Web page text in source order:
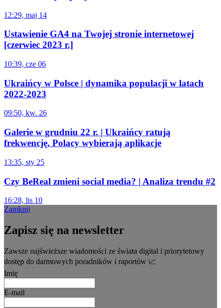
12:29, maj 14
Ustawienie GA4 na Twojej stronie internetowej
[czerwiec 2023 r.]
10:39, cze 06
Ukraińcy w Polsce | dynamika populacji w latach
2022-2023
09:50, kw. 26
Galerie w grudniu 22 r. | Ukraińcy ratują
frekwencję, Polacy wybierają aplikacje
13:35, sty 25
Czy BeReal zmieni social media? | Analiza trendu #2
16:28, lis 10
Zamknij
Zapisz się na newsletter
Zawsze najświeższe wiadomości ze świata digital i priorytetowy
dostęp do darmowych poradników i raportów 📈
Imię
E-mail